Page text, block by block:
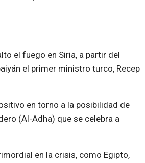
el fuego en Siria, a partir del
el primer ministro turco, Recep
en torno a la posibilidad de
(Al-Adha) que se celebra a
en la crisis, como Egipto,